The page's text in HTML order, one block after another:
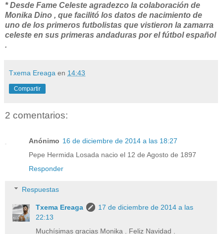
* Desde Fame Celeste agradezco la colaboración de
Monika Dino , que facilitó los datos de nacimiento de
uno de los primeros futbolistas que vistieron la zamarra
celeste en sus primeras andaduras por el fútbol español
.
Txema Ereaga en 14:43
Compartir
2 comentarios:
Anónimo 16 de diciembre de 2014 a las 18:27
Pepe Hermida Losada nacio el 12 de Agosto de 1897
Responder
Respuestas
Txema Ereaga
17 de diciembre de 2014 a las
22:13
Muchísimas gracias Monika . Feliz Navidad .